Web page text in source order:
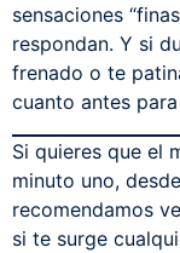
sensaciones
respondan. Y si
frenado o te
cuanto antes
Si quieres que el
minuto uno, desde
recomendamos
si te surge